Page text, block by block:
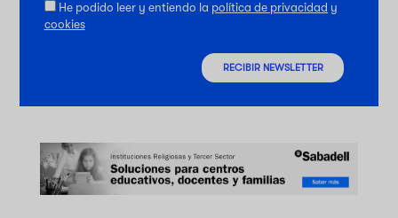
He podido leer y entiendo la política de privacidad y
cookies
RECIBIR NEWSLETTER